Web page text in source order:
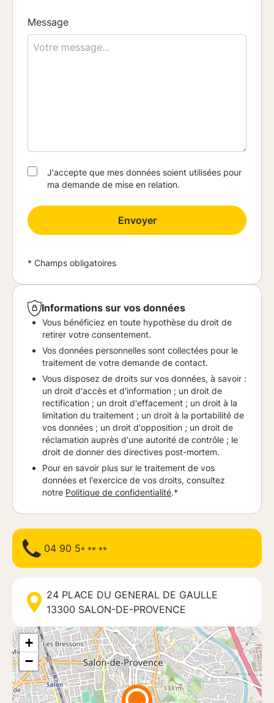
Message
J'accepte que mes données soient utilisées pour
ma demande de mise en relation.
Envoyer
* Champs obligatoires
Informations sur vos données
Vous bénéficiez en toute hypothèse du droit de
retirer votre consentement.
Vos données personnelles sont collectées pour le
traitement de votre demande de contact.
Vous disposez de droits sur vos données, à savoir :
un droit d'accès et d'information ; un droit de
rectification ; un droit d'effacement ; un droit à la
limitation du traitement ; un droit à la portabilité de
vos données ; un droit d'opposition ; un droit de
réclamation auprès d'une autorité de contrôle ; le
droit de donner des directives post-mortem.
Pour en savoir plus sur le traitement de vos
données et l'exercice de vos droits, consultez
notre Politique de confidentialité.*
04 90 5* ** **
24 PLACE DU GENERAL DE GAULLE
13300 SALON-DE-PROVENCE
+
−